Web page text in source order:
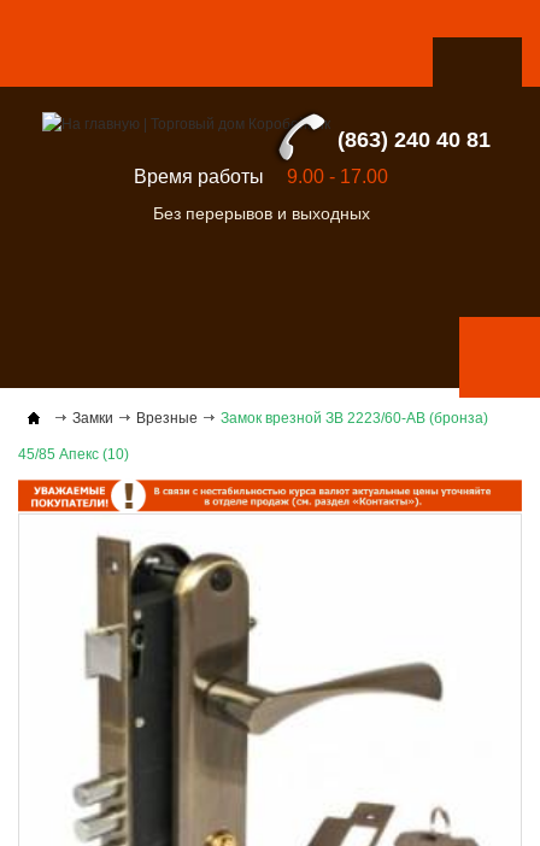
(863) 240 40 81
Время работы 9.00 - 17.00
Без перерывов и выходных
Замки Врезные Замок врезной ЗВ 2223/60-AB (бронза)
45/85 Апекс (10)